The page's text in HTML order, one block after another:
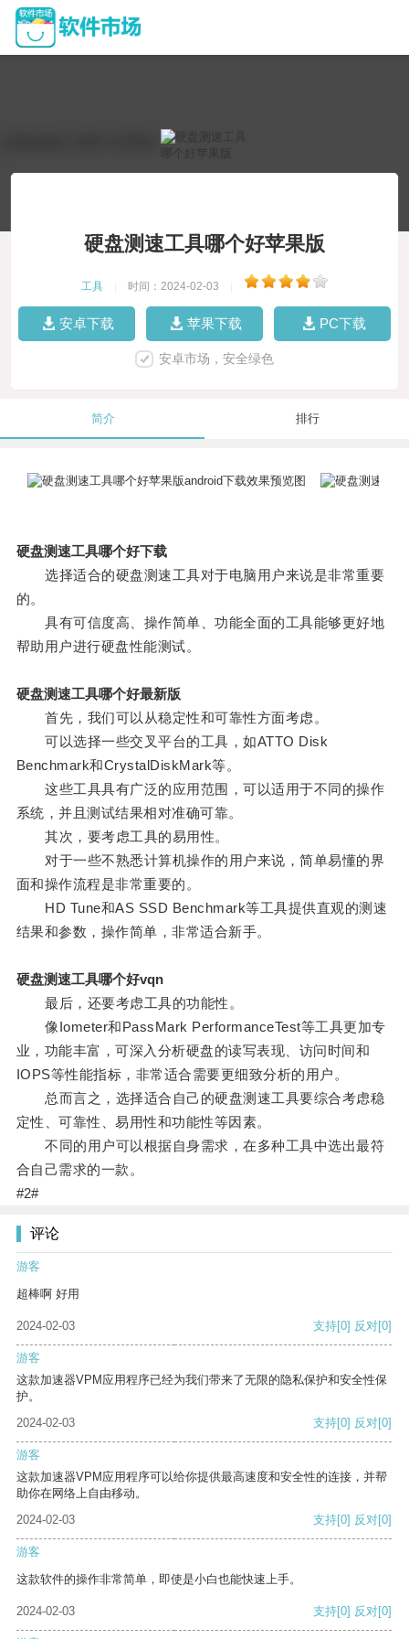
硬盘测速工具哪个好苹果版
工具 时间：2024-02-03
安卓下载 苹果下载 PC下载
安卓市场，安全绿色
简介 排行
硬盘测速工具哪个好下载
选择适合的硬盘测速工具对于电脑用户来说是非常重要
的。
具有可信度高、操作简单、功能全面的工具能够更好地
帮助用户进行硬盘性能测试。
硬盘测速工具哪个好最新版
首先，我们可以从稳定性和可靠性方面考虑。
可以选择一些交叉平台的工具，如ATTO Disk
Benchmark和CrystalDiskMark等。
这些工具具有广泛的应用范围，可以适用于不同的操作
系统，并且测试结果相对准确可靠。
其次，要考虑工具的易用性。
对于一些不熟悉计算机操作的用户来说，简单易懂的界
面和操作流程是非常重要的。
HD Tune和AS SSD Benchmark等工具提供直观的测速
结果和参数，操作简单，非常适合新手。
硬盘测速工具哪个好vqn
最后，还要考虑工具的功能性。
像Iometer和PassMark PerformanceTest等工具更加专
业，功能丰富，可深入分析硬盘的读写表现、访问时间和
IOPS等性能指标，非常适合需要更细致分析的用户。
总而言之，选择适合自己的硬盘测速工具要综合考虑稳
定性、可靠性、易用性和功能性等因素。
不同的用户可以根据自身需求，在多种工具中选出最符
合自己需求的一款。
#2#
评论
游客
超棒啊 好用
2024-02-03 支持[0] 反对[0]
游客
这款加速器VPM应用程序已经为我们带来了无限的隐私保护和安全性保
护。
2024-02-03
支持[0] 反对[0]
游客
这款加速器VPM应用程序可以给你提供最高速度和安全性的连接，并帮
助你在网络上自由移动。
2024-02-03
支持[0] 反对[0]
游客
这款软件的操作非常简单，即使是小白也能快速上手。
2024-02-03 支持[0] 反对[0]